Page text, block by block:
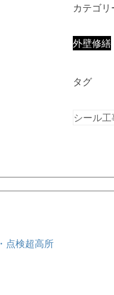
カテゴリ
外壁修繕
タグ
シール
点検超高所